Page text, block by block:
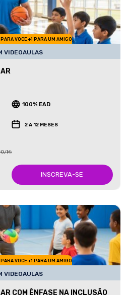
VOCE +1 PARA UM AMIGO
VIDEOAULAS
100% EAD
2 A 12 MESES
Mês
INSCREVA-SE
VOCE +1 PARA UM AMIGO
VIDEOAULAS
COM ÊNFASE NA INCLUSÃO